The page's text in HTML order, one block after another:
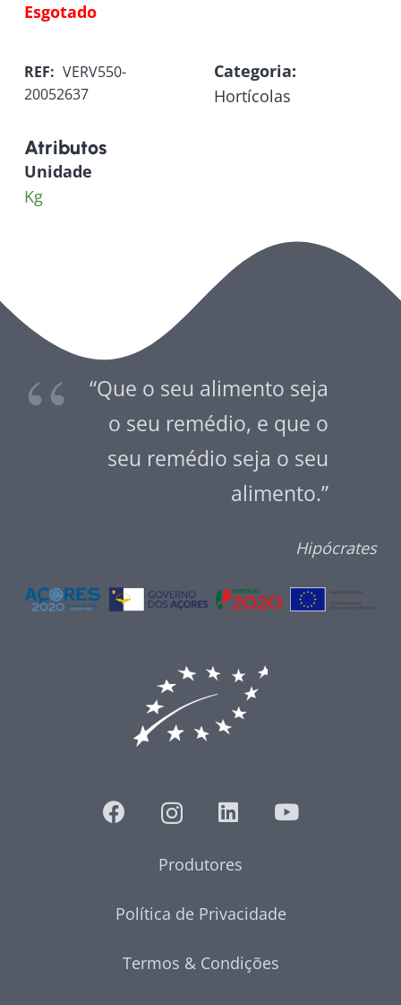
Esgotado
REF: VERV550-
20052637
Categoria:
Hortícolas
Atributos
Unidade
Kg
“Que o seu alimento seja
o seu remédio, e que o
seu remédio seja o seu
alimento.”
Hipócrates
Produtores
Política de Privacidade
Termos & Condições